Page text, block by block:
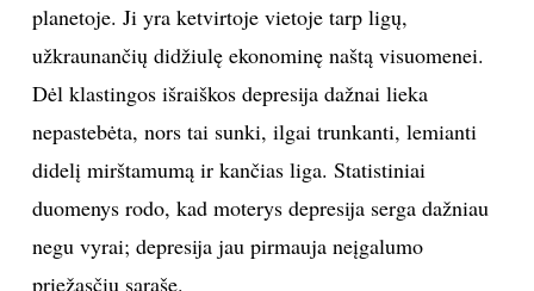
planetoje. Ji yra ketvirtoje vietoje tarp ligų,
užkraunančių didžiulę ekonominę naštą visuomenei.
Dėl klastingos išraiškos depresija dažnai lieka
nepastebėta, nors tai sunki, ilgai trunkanti, lemianti
didelį mirštamumą ir kančias liga. Statistiniai
duomenys rodo, kad moterys depresija serga dažniau
negu vyrai; depresija jau pirmauja neįgalumo
priežasčių sąraše.